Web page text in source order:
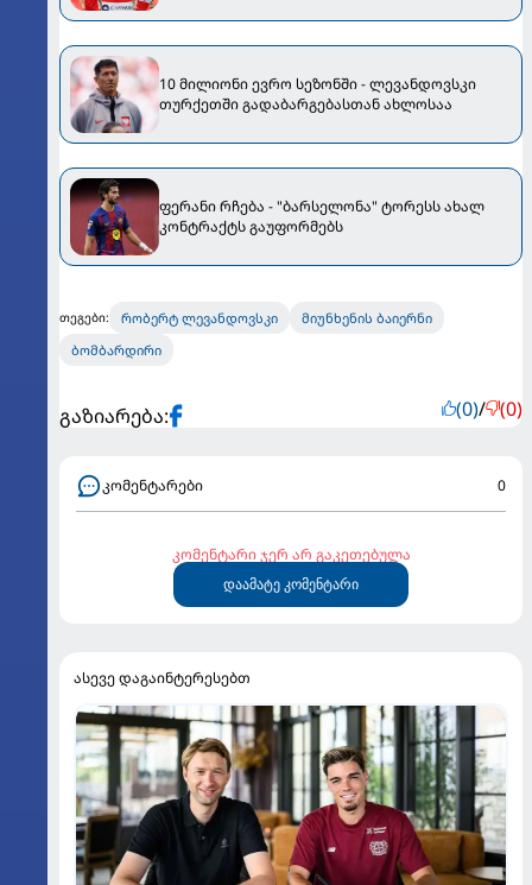
10 მილიონი ევრო სეზონში - ლევანდოვსკი
თურქეთში გადაბარგებასთან ახლოსაა
ფერანი რჩება - "ბარსელონა" ტორესს ახალ
კონტრაქტს გაუფორმებს
თეგები: რობერტ ლევანდოვსკი
მიუნხენის ბაიერნი
ბომბარდირი
გაზიარება: (0)/ (0)
კომენტარები 0
კომენტარი ჯერ არ გაკეთებულა
დაამატე კომენტარი
ასევე დაგაინტერესებთ